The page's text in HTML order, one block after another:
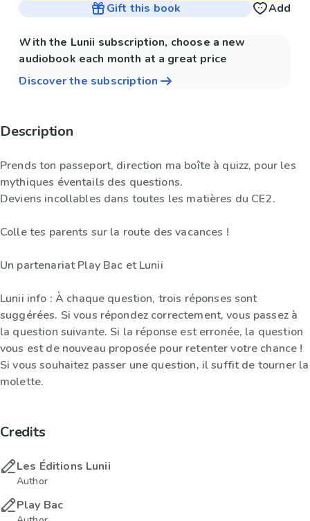
Gift this book
Add
With the Lunii subscription, choose a new
audiobook each month at a great price
Discover the subscription
Description
Prends ton passeport, direction ma boîte à quizz, pour les
mythiques éventails des questions.
Deviens incollables dans toutes les matières du CE2.
Colle tes parents sur la route des vacances !
Un partenariat Play Bac et Lunii
Lunii info : À chaque question, trois réponses sont
suggérées. Si vous répondez correctement, vous passez à
la question suivante. Si la réponse est erronée, la question
vous est de nouveau proposée pour retenter votre chance !
Si vous souhaitez passer une question, il suffit de tourner la
molette.
Credits
Les Éditions Lunii
Author
Play Bac